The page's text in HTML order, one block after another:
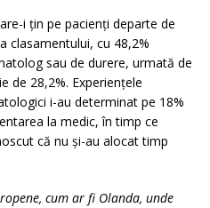
i țin pe pacienți departe de
clasamentului, cu 48,2%
sau de durere, urmată de
de 28,2%. Experiențele
i-au determinat pe 18%
la medic, în timp ce
că nu și-au alocat timp
cum ar fi Olanda, unde